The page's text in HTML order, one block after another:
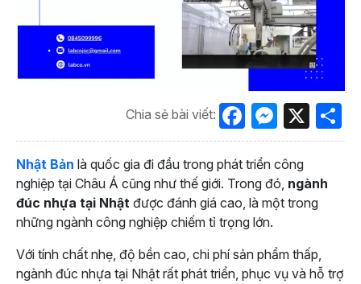
Chia sẻ bài viết: Facebook
X
Nhật Bản là quốc gia đi đầu trong phát triển công
nghiệp tại Châu Á cũng như thế giới. Trong đó, ngành
đúc nhựa tại Nhật được đánh giá cao, là một trong
những ngành công nghiệp chiếm tỉ trọng lớn.
Với tính chất nhẹ, độ bền cao, chi phí sản phẩm thấp,
ngành đúc nhựa tại Nhật rất phát triển, phục vụ và hỗ trợ